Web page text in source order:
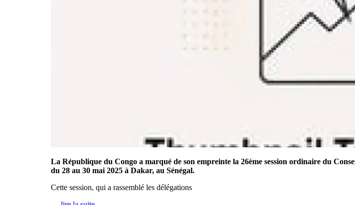
La République du Congo a marqué de son empreinte la 26ème session ordinaire du
du 28 au 30 mai 2025 à Dakar, au Sénégal.
Cette session, qui a rassemblé les délégations